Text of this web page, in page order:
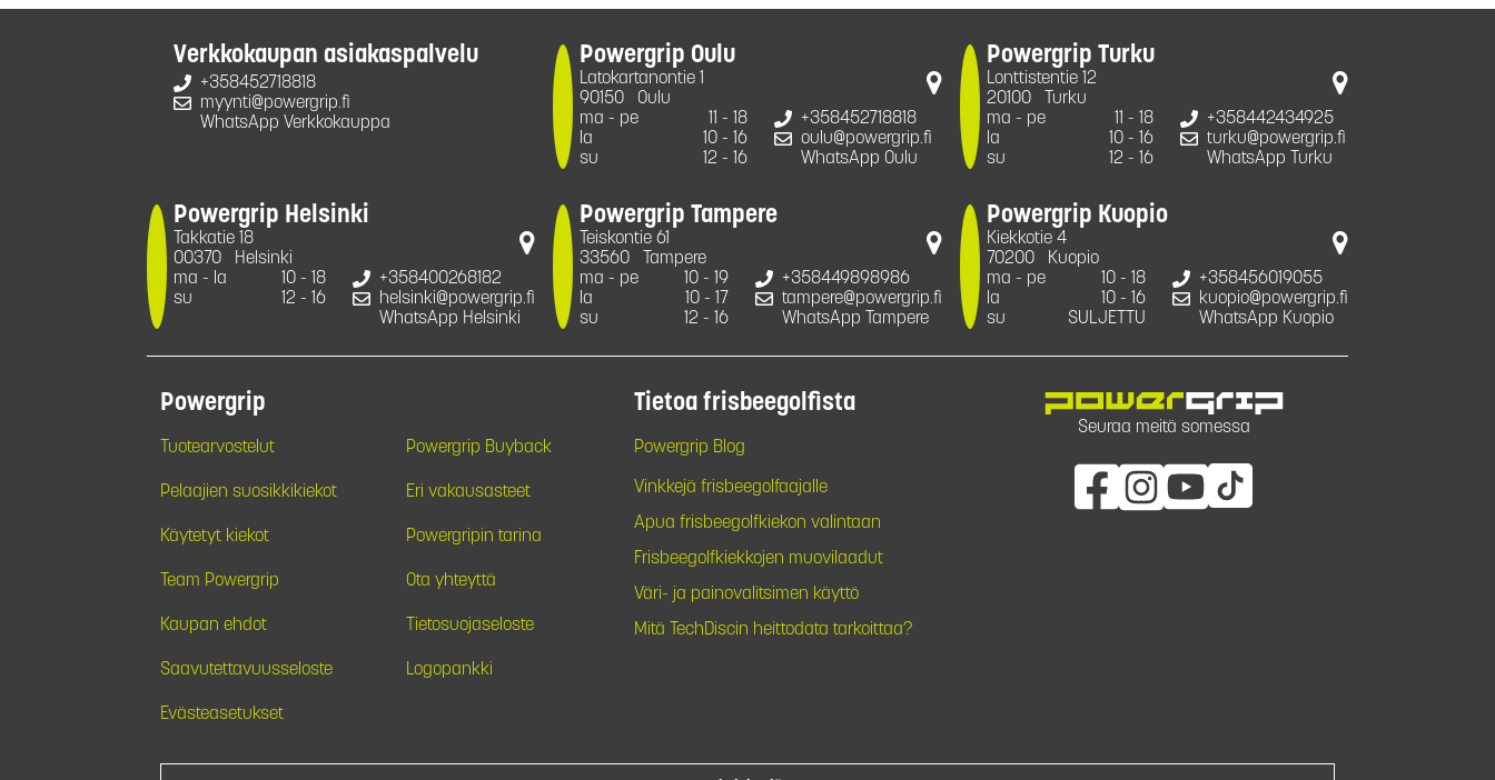
Verkkokaupan asiakaspalvelu
+358452718818
myynti@powergrip.fi
WhatsApp Verkkokauppa
Powergrip Oulu
Latokartanontie 1
90150
Oulu
ma - pe
11 - 18
la
10 - 16
su
12 - 16
+358452718818
oulu@powergrip.fi
WhatsApp Oulu
Powergrip Turku
Lonttistentie 12
20100
Turku
ma - pe
11 - 18
la
10 - 16
su
12 - 16
+358442434925
turku@powergrip.fi
WhatsApp Turku
Powergrip Helsinki
Takkatie 18
00370
Helsinki
ma - la
10 - 18
su
12 - 16
+358400268182
helsinki@powergrip.fi
WhatsApp Helsinki
Powergrip Tampere
Teiskontie 61
33560
Tampere
ma - pe
10 - 19
la
10 - 17
su
12 - 16
+358449898986
tampere@powergrip.fi
WhatsApp Tampere
Powergrip Kuopio
Kiekkotie 4
70200
Kuopio
ma - pe
10 - 18
la
10 - 16
su
SULJETTU
+358456019055
kuopio@powergrip.fi
WhatsApp Kuopio
Powergrip
Tuotearvostelut Powergrip Buyback
Pelaajien suosikkikiekot Eri vakausasteet
Käytetyt kiekot Powergripin tarina
Team Powergrip Ota yhteyttä
Kaupan ehdot Tietosuojaseloste
Saavutettavuusseloste Logopankki
Evästeasetukset
Tietoa frisbeegolfista
Powergrip Blog
Vinkkejä frisbeegolfaajalle
Apua frisbeegolfkiekon valintaan
Frisbeegolfkiekkojen muovilaadut
Väri- ja painovalitsimen käyttö
Mitä TechDiscin heittodata tarkoittaa?
Seuraa meitä somessa